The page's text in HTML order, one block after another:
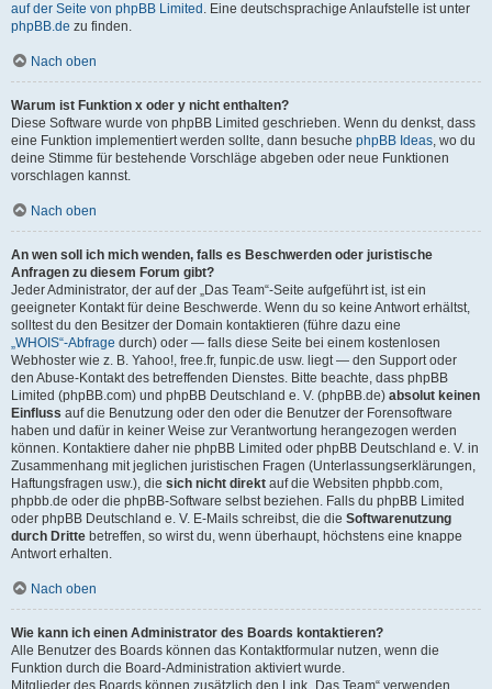
auf der Seite von phpBB Limited . Eine deutschsprachige Anlaufstelle ist unter
phpBB.de zu finden.
Nach oben
Warum ist Funktion x oder y nicht enthalten?
Diese Software wurde von phpBB Limited geschrieben. Wenn du denkst, dass
eine Funktion implementiert werden sollte, dann besuche phpBB Ideas, wo du
deine Stimme für bestehende Vorschläge abgeben oder neue Funktionen
vorschlagen kannst.
Nach oben
An wen soll ich mich wenden, falls es Beschwerden oder juristische
Anfragen zu diesem Forum gibt?
Jeder Administrator, der auf der „Das Team“-Seite aufgeführt ist, ist ein
geeigneter Kontakt für deine Beschwerde. Wenn du so keine Antwort erhältst,
solltest du den Besitzer der Domain kontaktieren (führe dazu eine
„WHOIS“-Abfrage durch) oder — falls diese Seite bei einem kostenlosen
Webhoster wie z. B. Yahoo!, free.fr, funpic.de usw. liegt — den Support oder
den Abuse-Kontakt des betreffenden Dienstes. Bitte beachte, dass phpBB
Limited (phpBB.com) und phpBB Deutschland e. V. (phpBB.de) absolut keinen
Einfluss auf die Benutzung oder den oder die Benutzer der Forensoftware
haben und dafür in keiner Weise zur Verantwortung herangezogen werden
können. Kontaktiere daher nie phpBB Limited oder phpBB Deutschland e. V. in
Zusammenhang mit jeglichen juristischen Fragen (Unterlassungserklärungen,
Haftungsfragen usw.), die sich nicht direkt auf die Websiten phpbb.com,
phpbb.de oder die phpBB-Software selbst beziehen. Falls du phpBB Limited
oder phpBB Deutschland e. V. E-Mails schreibst, die die Softwarenutzung
durch Dritte betreffen, so wirst du, wenn überhaupt, höchstens eine knappe
Antwort erhalten.
Nach oben
Wie kann ich einen Administrator des Boards kontaktieren?
Alle Benutzer des Boards können das Kontaktformular nutzen, wenn die
Funktion durch die Board-Administration aktiviert wurde.
Mitglieder des Boards können zusätzlich den Link „Das Team“ verwenden.